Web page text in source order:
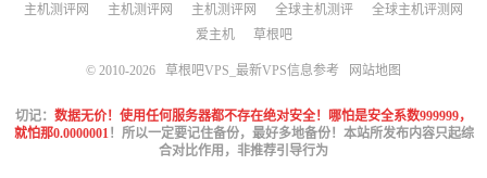
主机测评网
主机测评网 主机测评网 全球主机测评
全球主机评测网
爱主机
草根吧
© 2010-2026 草根吧VPS_最新VPS信息参考 网站地图
切记： 数据无价！使用任何服务器都不存在绝对安全！哪怕是安全系数999999，
就怕那0.0000001！所以一定要记住备份，最好多地备份！本站所发布内容只起综
合对比作用，非推荐引导行为